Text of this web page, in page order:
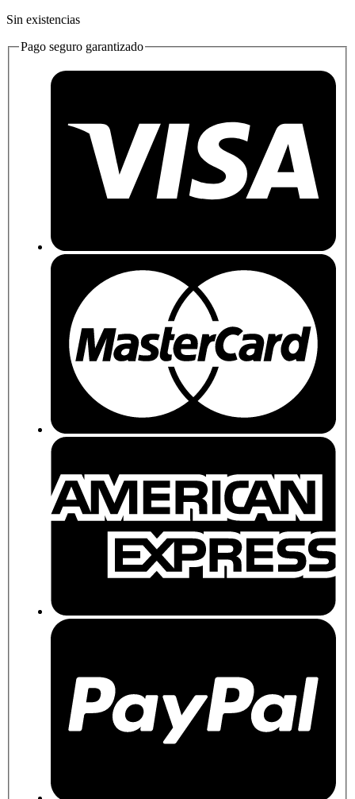
Sin existencias
Pago seguro garantizado